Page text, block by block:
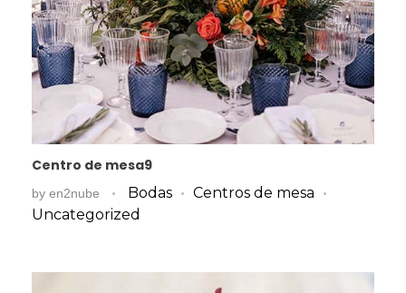
Centro de mesa9
by en2nube Bodas
Centros de mesa
Uncategorized